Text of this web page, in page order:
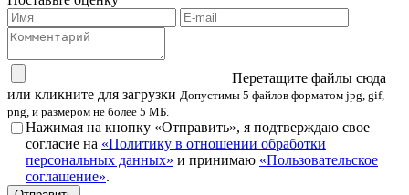
Перетащите файлы сюда
или кликните для загрузки Допустимы 5 файлов форматом jpg, gif,
png, и размером не более 5 МБ.
Нажимая на кнопку «Отправить», я подтверждаю свое
согласие на «Политику в отношении обработки
персональных данных» и принимаю «Пользовательское
соглашение».